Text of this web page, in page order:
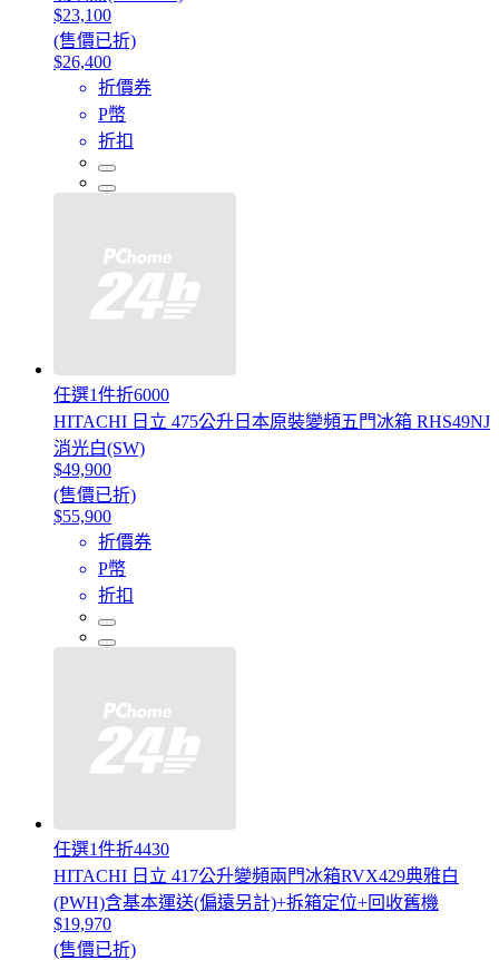
$23,100
(售價已折)
$26,400
折價券
P幣
折扣
任選1件折6000
HITACHI 日立 475公升日本原裝變頻五門冰箱 RHS49NJ
消光白(SW)
$49,900
(售價已折)
$55,900
折價券
P幣
折扣
任選1件折4430
HITACHI 日立 417公升變頻兩門冰箱RVX429典雅白
(PWH)含基本運送(偏遠另計)+拆箱定位+回收舊機
$19,970
(售價已折)